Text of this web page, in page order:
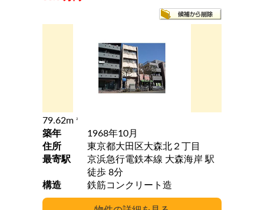
79.62m 2
築年
1968年10月
住所
東京都大田区大森北２丁目
最寄駅
京浜急行電鉄本線 大森海岸 駅
徒歩 8分
構造
鉄筋コンクリート造